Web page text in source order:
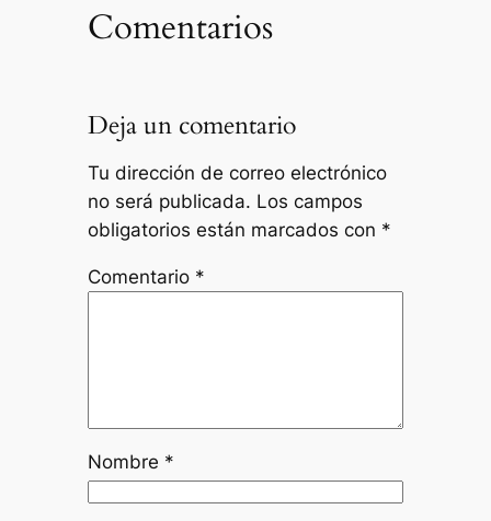
Comentarios
Deja un comentario
Tu dirección de correo electrónico
no será publicada. Los campos
obligatorios están marcados con *
Comentario *
Nombre *